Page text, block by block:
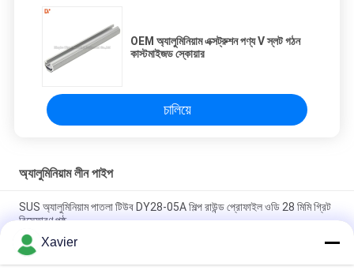
OEM অ্যালুমিনিয়াম এক্সট্রুশন পণ্য V স্লট গঠন
কাস্টমাইজড স্কোয়ার
চালিয়ে
অ্যালুমিনিয়াম লীন পাইপ
SUS অ্যালুমিনিয়াম পাতলা টিউব DY28-05A শিল্প রাউন্ড প্রোফাইল ওডি 28 মিমি গ্রিট
বিস্ফোরণ পৃষ্ঠ
DY28-03A শিল্প অ্যালুমিনিয়াম সিলভার খাদ পাইপ OD 28mm ওয়ার্কবেঞ্চ র্যাক লিন
টিউব
Xavier